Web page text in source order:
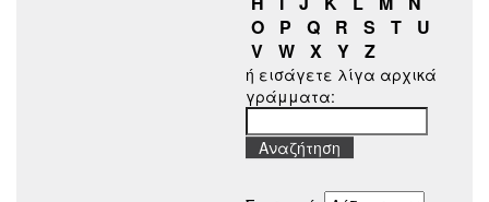
O
P Q R S T
U
V
W X Y Z
ή εισάγετε λίγα αρχικά
γράμματα: